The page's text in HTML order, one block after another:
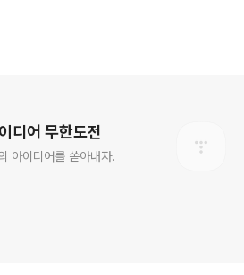
디어 무한도전
아이디어를 쏟아내자.